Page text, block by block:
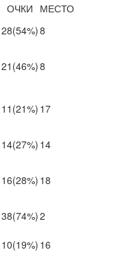
ОЧКИ МЕСТО
28(54%)8
21 (46%)8
11 (21%) 17
14(27%) 14
16(28%) 18
38(74%)2
10(19%) 16